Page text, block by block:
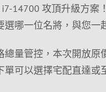
i7-14700 攻頂升級方
選哪一位名將，與您一
總量管控，本次開放
單可以選擇宅配直達